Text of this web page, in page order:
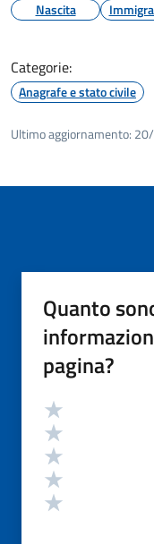
Nascita
Categorie:
Anagrafe e stato civile
Ultimo aggiornamento:
Quanto
pagina?
Valutazione